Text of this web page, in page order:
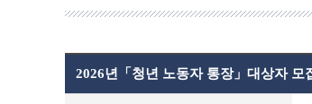
2026년「청년 노동자 통장」대상자 모